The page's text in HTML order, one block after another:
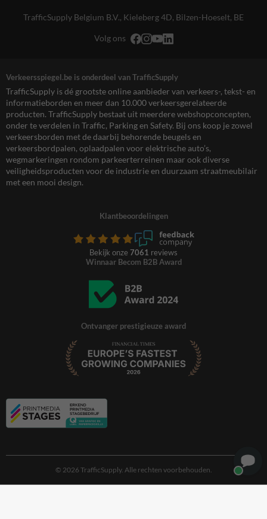
TrafficSupply Belgium B.V., Kieleberg 4D, Bilzen-Hoeselt, BE
Volg ons
Verkeersspiegel.be is onderdeel van TrafficSupply
TrafficSupply is dé grootste online aanbieder van verkeers-, tekst- en
informatieborden en meer dan 10.000 verkeersgerelateerde
producten. TrafficSupply bestaat uit meerdere webshopconcepten,
onder te verdelen in Traffic, Parking en Safety. Bij ons koop je zowel
verkeersborden met de daarbij behorende beugels en
verkeersbordpalen, oplaadpalen voor elektrische auto’s,
wegmarkeringen rondom parkeerterreinen maar ook diverse
veiligheidsproducten voor de industrie en duurzaam straatmeubilair
met een mooi design.
Klantbeoordelingen
Bekijk onze 7061 reviews
Winnaar Becom B2B Award
Ontvanger prestigieuze award
© 2026 TrafficSupply. Alle rechten voorbehouden.